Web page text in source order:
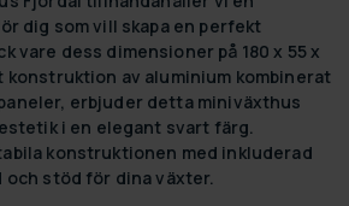
dig som vill skapa en perfekt
vare dess dimensioner på 180 x 55 x
konstruktion av aluminium kombinerat
erbjuder detta miniväxthus
i en elegant svart färg.
konstruktionen med inkluderad
och stöd för dina växter.